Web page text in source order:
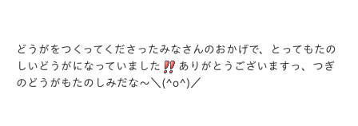
どうがをつくってくださったみなさんのおかげで、
とってもたの
しいどうがになっていました
ありがとうございますっ、つぎ
のどうがもたのしみだな～＼(^o^)／